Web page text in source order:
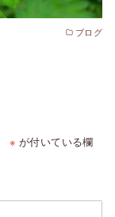
ブログ
※ が付いている欄